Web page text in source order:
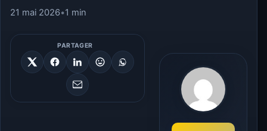
21 mai 2026•1 min
PARTAGER